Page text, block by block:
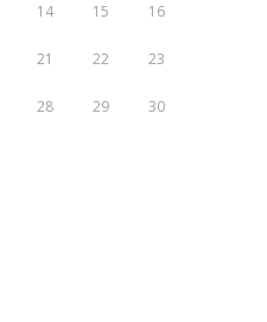
14 15 16
21 22 23
28 29 30